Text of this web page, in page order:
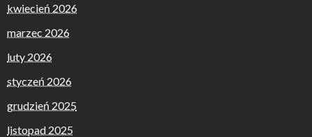
kwiecień 2026
marzec 2026
luty 2026
styczeń 2026
grudzień 2025
listopad 2025